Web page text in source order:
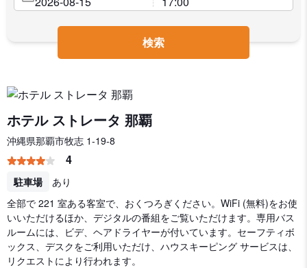
検索
ホテル ストレータ 那覇
沖縄県那覇市牧志 1-19-8
4
駐車場
あり
全部で 221 室ある客室で、おくつろぎください。WiFi (無料)をお使
いいただけるほか、デジタルの番組をご覧いただけます。専用バス
ルームには、ビデ、ヘアドライヤーが付いています。セーフティボ
ックス、デスクをご利用いただけ、ハウスキーピング サービスは、
リクエストにより行われます。